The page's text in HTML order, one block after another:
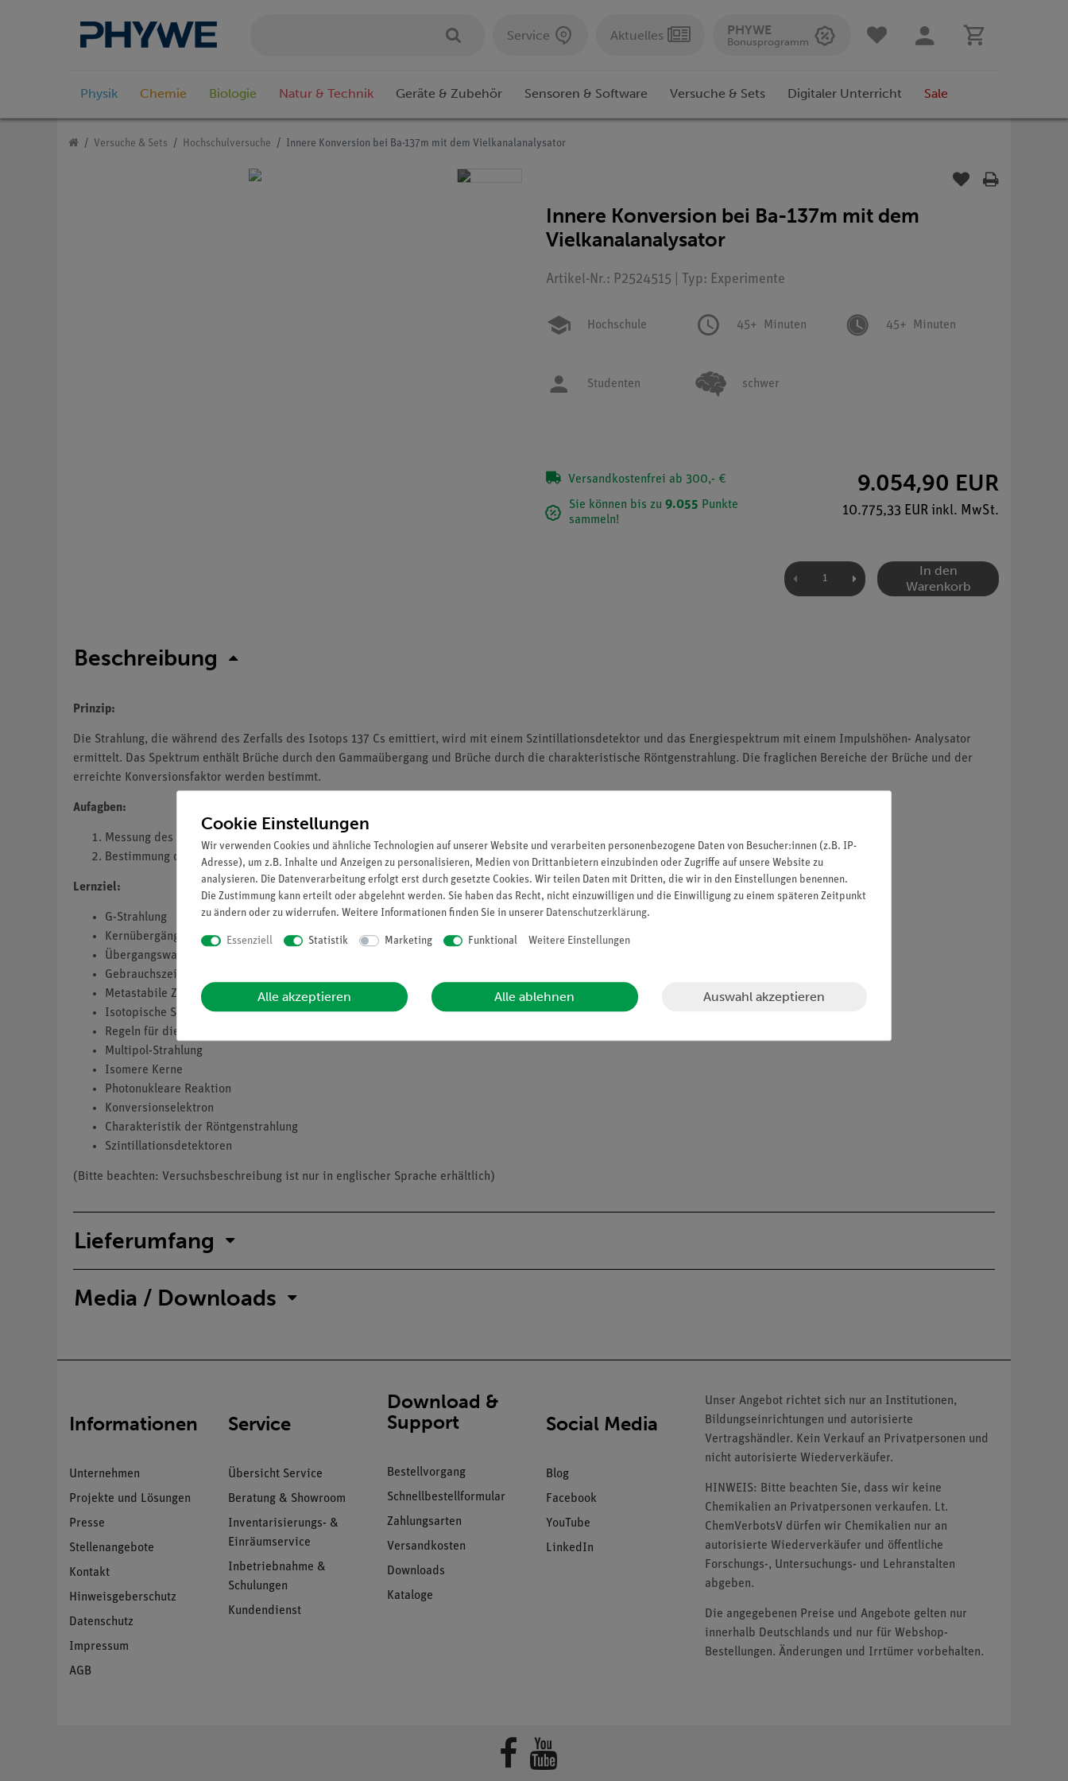
Service Aktuelles PHYWE
Bonusprogramm
Physik Chemie Biologie Natur & Technik Geräte & Zubehör Sensoren & Software Versuche & Sets Digitaler Unterricht Sale
Versuche & Sets Hochschulversuche Innere Konversion bei Ba-137m mit dem Vielkanalanalysator
Innere Konversion bei Ba-137m mit dem
Vielkanalanalysator
Artikel-Nr.: P2524515 | Typ: Experimente
Hochschule 45+ Minuten 45+ Minuten
Studenten schwer
Versandkostenfrei ab 300,- €
Sie können bis zu 9.055 Punkte
sammeln!
9.054,90 EUR
10.775,33 EUR inkl. MwSt.
In den
Warenkorb
Beschreibung
Prinzip:
Die Strahlung, die während des Zerfalls des Isotops 137 Cs emittiert, wird mit einem Szintillationsdetektor und das Energiespektrum mit einem Impulshöhen- Analysator
ermittelt. Das Spektrum enthält Brüche durch den Gammaübergang und Brüche durch die charakteristische Röntgenstrahlung. Die fraglichen Bereiche der Brüche und der
erreichte Konversionsfaktor werden bestimmt.
Aufagben:
Messung des g-Spektrum von 137 Cs mit einem Szintillationsdetektor.
Bestimmung des Umrechnungsfaktors von dem 137mBa angeregten Kern.
Lernziel:
G-Strahlung
Kernübergänge
Übergangswahrscheinlichkeit
Gebrauchszeit
Metastabile Zustände
Isotopische Spinquantenzahlen
Regeln für die Auswahl
Multipol-Strahlung
Isomere Kerne
Photonukleare Reaktion
Konversionselektron
Charakteristik der Röntgenstrahlung
Szintillationsdetektoren
(Bitte beachten: Versuchsbeschreibung ist nur in englischer Sprache erhältlich)
Lieferumfang
Media / Downloads
Informationen
Unternehmen
Projekte und Lösungen
Presse
Stellenangebote
Kontakt
Hinweisgeberschutz
Datenschutz
Impressum
AGB
Service
Übersicht Service
Beratung & Showroom
Inventarisierungs- &
Einräumservice
Inbetriebnahme &
Schulungen
Kundendienst
Download &
Support
Bestellvorgang
Schnellbestellformular
Zahlungsarten
Versandkosten
Downloads
Kataloge
Social Media
Blog
Facebook
YouTube
LinkedIn
Unser Angebot richtet sich nur an Institutionen,
Bildungseinrichtungen und autorisierte
Vertragshändler. Kein Verkauf an Privatpersonen und
nicht autorisierte Wiederverkäufer.
HINWEIS: Bitte beachten Sie, dass wir keine
Chemikalien an Privatpersonen verkaufen. Lt.
ChemVerbotsV dürfen wir Chemikalien nur an
autorisierte Wiederverkäufer und öffentliche
Forschungs-, Untersuchungs- und Lehranstalten
abgeben.
Die angegebenen Preise und Angebote gelten nur
innerhalb Deutschlands und nur für Webshop-
Bestellungen. Änderungen und Irrtümer vorbehalten.
Cookie Einstellungen
Wir verwenden Cookies und ähnliche Technologien auf unserer Website und verarbeiten personenbezogene Daten von Besucher:innen (z.B. IP-
Adresse), um z.B. Inhalte und Anzeigen zu personalisieren, Medien von Drittanbietern einzubinden oder Zugriffe auf unsere Website zu
analysieren. Die Datenverarbeitung erfolgt erst durch gesetzte Cookies. Wir teilen Daten mit Dritten, die wir in den Einstellungen benennen.
Die Zustimmung kann erteilt oder abgelehnt werden. Sie haben das Recht, nicht einzuwilligen und die Einwilligung zu einem späteren Zeitpunkt
zu ändern oder zu widerrufen. Weitere Informationen finden Sie in unserer Daten­schutz­erklärung.
Essenziell Statistik Marketing Funktional Weitere Einstellungen
Alle akzeptieren Alle ablehnen Auswahl akzeptieren